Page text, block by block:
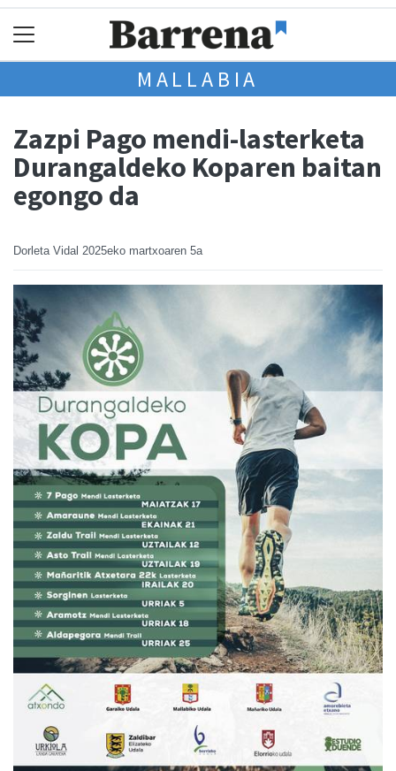
MALLABIA
Zazpi Pago mendi-lasterketa
Durangaldeko Koparen baitan
egongo da
Dorleta Vidal 2025eko martxoaren 5a